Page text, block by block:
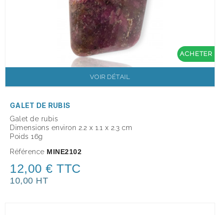
ACHETER
VOIR DÉTAIL
GALET DE RUBIS
Galet de rubis
Dimensions environ 2.2 x 1.1 x 2.3 cm
Poids 16g
Référence MINE2102
12,00 € TTC
10,00 HT